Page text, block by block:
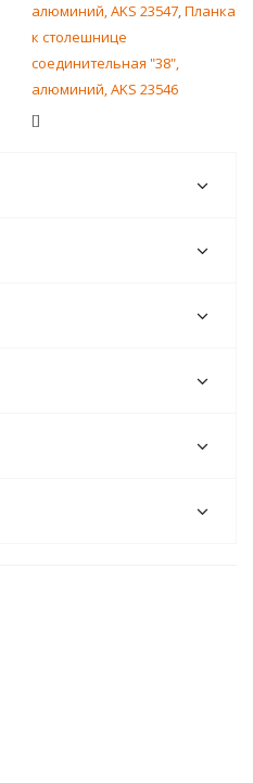
алюминий, AKS 23547,Планка
к столешнице
соединительная "38",
алюминий, AKS 23546
[]